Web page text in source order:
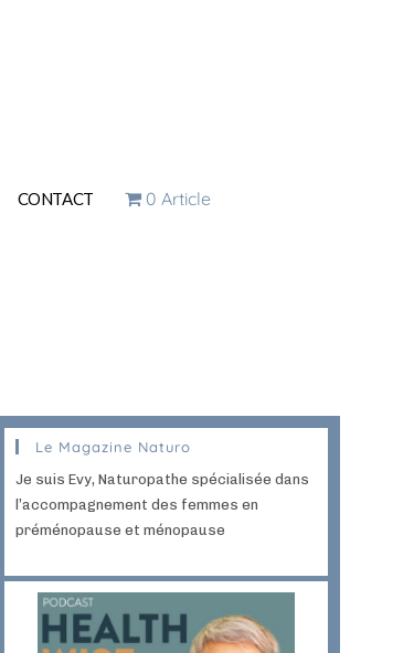
CONTACT 0 Article
Le Magazine Naturo
Je suis Evy, Naturopathe spécialisée dans
l’accompagnement des femmes en
préménopause et ménopause